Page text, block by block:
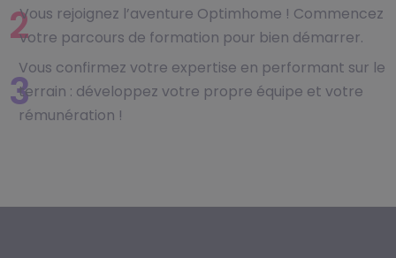
2Vous rejoignez l’aventure Optimhome ! Commencez
votre parcours de formation pour bien démarrer.
3Vous confirmez votre expertise en performant sur le
terrain : développez votre propre équipe et votre
rémunération !